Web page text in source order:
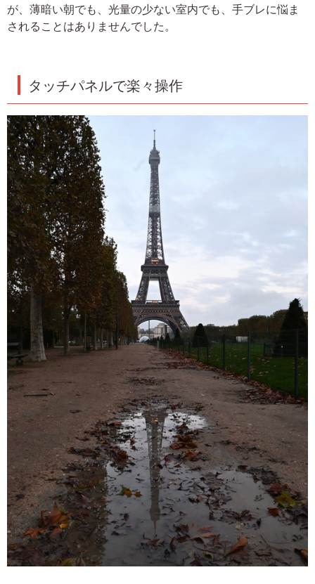
が、薄暗い朝でも、光量の少ない室内でも、手ブレに悩ま
されることはありませんでした。
タッチパネルで楽々操作